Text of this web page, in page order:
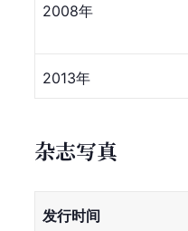
2008年
2013年
杂志写真
发行时间